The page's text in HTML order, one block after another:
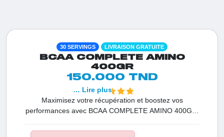
30 SERVINGS LIVRAISON GRATUITE
BCAA COMPLETE AMINO
400GR
150.000 TND
Maximisez votre récupération et boostez vos
performances avec BCAA COMPLETE AMINO 400GR.
naturels pour soutenir la croissance musculaire,
… Lire plus